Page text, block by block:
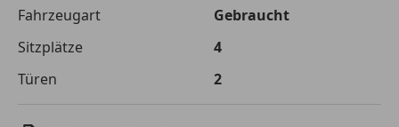
Laufzeit
120 Monate
Kreditbetrag
€ 43 000,-
Zu zahlender
€ 60 578,-
Fahrzeugart
Gebraucht
Sitzplätze
4
Türen
2